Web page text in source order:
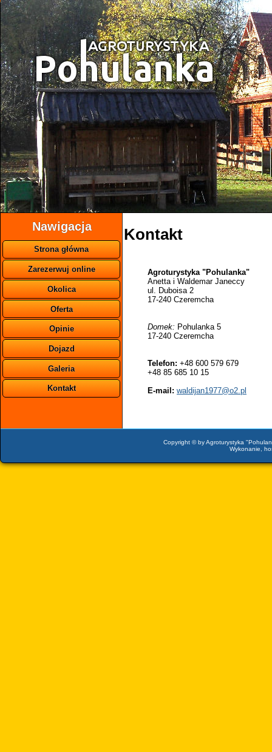
Nawigacja
Strona główna
Zarezerwuj online
Okolica
Oferta
Opinie
Dojazd
Galeria
Kontakt
Kontakt
Agroturystyka "Pohulanka"
Anetta i Waldemar Janeccy
ul. Duboisa 2
17-240 Czeremcha
Domek: Pohulanka 5
17-240 Czeremcha
Telefon: +48 600 579 679
+48 85 685 10 15
E-mail: waldijan1977@o2.pl
Copyright © by Agroturystyka
Wykonanie,